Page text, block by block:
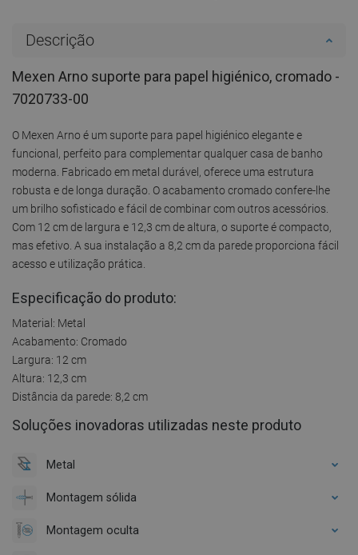
Descrição
Mexen Arno suporte para papel higiénico, cromado -
7020733-00
O Mexen Arno é um suporte para papel higiénico elegante e
funcional, perfeito para complementar qualquer casa de banho
moderna. Fabricado em metal durável, oferece uma estrutura
robusta e de longa duração. O acabamento cromado confere-lhe
um brilho sofisticado e fácil de combinar com outros acessórios.
Com 12 cm de largura e 12,3 cm de altura, o suporte é compacto,
mas efetivo. A sua instalação a 8,2 cm da parede proporciona fácil
acesso e utilização prática.
Especificação do produto:
Material: Metal
Acabamento: Cromado
Largura: 12 cm
Altura: 12,3 cm
Distância da parede: 8,2 cm
Soluções inovadoras utilizadas neste produto
Metal
Montagem sólida
Montagem oculta